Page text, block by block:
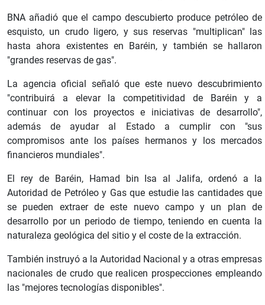
BNA añadió que el campo descubierto produce petróleo de
esquisto, un crudo ligero, y sus reservas "multiplican" las
hasta ahora existentes en Baréin, y también se hallaron
"grandes reservas de gas".
La agencia oficial señaló que este nuevo descubrimiento
"contribuirá a elevar la competitividad de Baréin y a
continuar con los proyectos e iniciativas de desarrollo",
además de ayudar al Estado a cumplir con "sus
compromisos ante los países hermanos y los mercados
financieros mundiales".
El rey de Baréin, Hamad bin Isa al Jalifa, ordenó a la
Autoridad de Petróleo y Gas que estudie las cantidades que
se pueden extraer de este nuevo campo y un plan de
desarrollo por un periodo de tiempo, teniendo en cuenta la
naturaleza geológica del sitio y el coste de la extracción.
También instruyó a la Autoridad Nacional y a otras empresas
nacionales de crudo que realicen prospecciones empleando
las "mejores tecnologías disponibles".